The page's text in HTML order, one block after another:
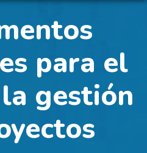
para el
gestión